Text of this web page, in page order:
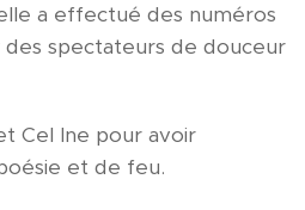
a effectué des numéros
spectateurs de douceur
Cel Ine pour avoir
et de feu.